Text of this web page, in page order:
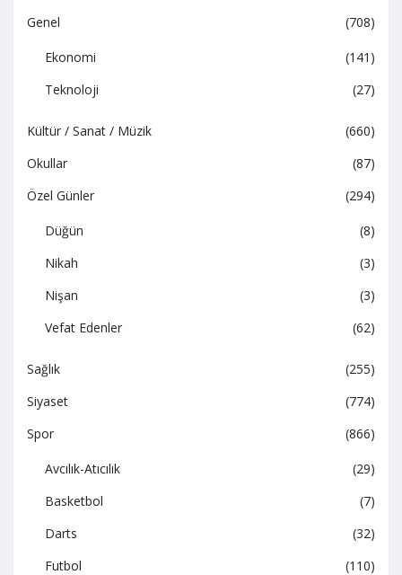
Genel (708)
Ekonomi
(141)
Teknoloji
(27)
Kültür / Sanat / Müzik
(660)
Okullar
(87)
Özel Günler
(294)
Düğün
(8)
Nikah
(3)
Nişan
(3)
Vefat Edenler
(62)
Sağlık
(255)
Siyaset
(774)
Spor
(866)
Avcılık-Atıcılık
(29)
Basketbol
(7)
Darts
(32)
Futbol
(110)